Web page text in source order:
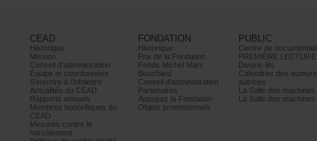
CEAD
Historique
Mission
Conseild’administration
Équipeetcoordonnées
S’inscrireàl’infolettre
ActualitésduCEAD
Rapportsannuels
Membreshonorifiquesdu
CEAD
Mesurescontrele
harcèlement
FONDATION
Historique
PrixdelaFondation
FondsMichelMarc
Bouchard
Conseild’administration
Partenaires
AppuyezlaFondation
Objetspromotionnels
PUBLIC
PREMIÈRELECTURE
Divans-lits
autrices